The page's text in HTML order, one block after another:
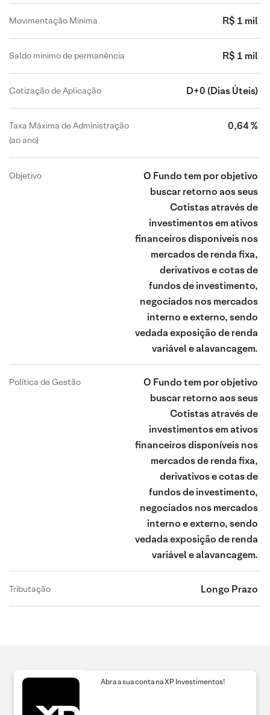
Movimentação Mínima R$ 1 mil
Saldo mínimo de permanência R$ 1 mil
Cotização de Aplicação D+0 (Dias Úteis)
Taxa Máxima de Administração
(ao ano)
0,64 %
Objetivo
O Fundo tem por objetivo
buscar retorno aos seus
Cotistas através de
investimentos em ativos
financeiros disponíveis nos
mercados de renda fixa,
derivativos e cotas de
fundos de investimento,
negociados nos mercados
interno e externo, sendo
vedada exposição de renda
variável e alavancagem.
Política de Gestão
O Fundo tem por objetivo
buscar retorno aos seus
Cotistas através de
investimentos em ativos
financeiros disponíveis nos
mercados de renda fixa,
derivativos e cotas de
fundos de investimento,
negociados nos mercados
interno e externo, sendo
vedada exposição de renda
variável e alavancagem.
Tributação Longo Prazo
Abra a sua conta na XP Investimentos!